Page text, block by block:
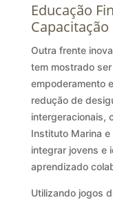
Educação
Capacitação
Outra frente
tem mostrado
empoderamento
redução de
intergeracionais,
Instituto Marina
integrar jovens e
aprendizado
Utilizando jogos